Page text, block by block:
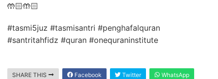
🤲🏻🤲🏻
#tasmi5juz #tasmisantri #penghafalquran
#santritahfidz #quran #onequraninstitute
SHARE THIS Facebook Twitter WhatsApp